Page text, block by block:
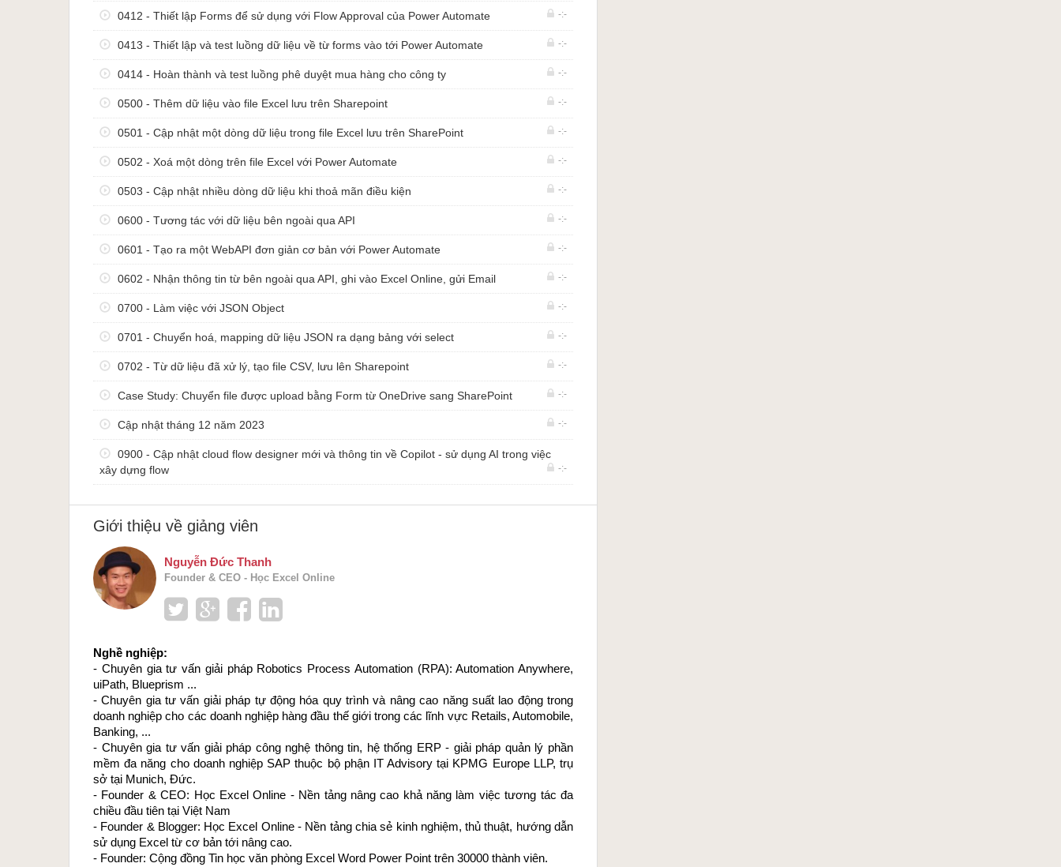
Verification (Proceedings of the World Congress on Engineering and Computer Science 2013
Vol I WCECS 2013, 23-25 October, 2013, San Francisco, USA)
The Drivers of Wearable Device Usage (Nhà xuất bản Springer)
0412 - Thiết lập Forms để sử dụng với Flow Approval của Power Automate -:-
0413 - Thiết lập và test luồng dữ liệu về từ forms vào tới Power Automate -:-
0414 - Hoàn thành và test luồng phê duyệt mua hàng cho công ty -:-
0500 - Thêm dữ liệu vào file Excel lưu trên Sharepoint -:-
0501 - Cập nhật một dòng dữ liệu trong file Excel lưu trên SharePoint -:-
0502 - Xoá một dòng trên file Excel với Power Automate -:-
0503 - Cập nhật nhiều dòng dữ liệu khi thoả mãn điều kiện -:-
0600 - Tương tác với dữ liệu bên ngoài qua API -:-
0601 - Tạo ra một WebAPI đơn giản cơ bản với Power Automate -:-
0602 - Nhận thông tin từ bên ngoài qua API, ghi vào Excel Online, gửi Email -:-
0700 - Làm việc với JSON Object -:-
0701 - Chuyển hoá, mapping dữ liệu JSON ra dạng bảng với select -:-
0702 - Từ dữ liệu đã xử lý, tạo file CSV, lưu lên Sharepoint -:-
Case Study: Chuyển file được upload bằng Form từ OneDrive sang SharePoint -:-
Cập nhật tháng 12 năm 2023 -:-
0900 - Cập nhật cloud flow designer mới và thông tin về Copilot - sử dụng AI trong việc
xây dựng flow
-:-
Giới thiệu về giảng viên
Nguyễn Đức Thanh
Founder & CEO - Học Excel Online
Nghề nghiệp:
- Chuyên gia tư vấn giải pháp Robotics Process Automation (RPA): Automation Anywhere,
uiPath, Blueprism ...
- Chuyên gia tư vấn giải pháp tự động hóa quy trình và nâng cao năng suất lao động trong
doanh nghiệp cho các doanh nghiệp hàng đầu thế giới trong các lĩnh vực Retails, Automobile,
Banking, ...
- Chuyên gia tư vấn giải pháp công nghệ thông tin, hệ thống ERP - giải pháp quản lý phần
mềm đa năng cho doanh nghiệp SAP thuộc bộ phận IT Advisory tại KPMG Europe LLP, trụ
sở tại Munich, Đức.
- Founder & CEO: Học Excel Online - Nền tảng nâng cao khả năng làm việc tương tác đa
chiều đầu tiên tại Việt Nam
- Founder & Blogger: Học Excel Online - Nền tảng chia sẻ kinh nghiệm, thủ thuật, hướng dẫn
sử dụng Excel từ cơ bản tới nâng cao.
- Founder: Cộng đồng Tin học văn phòng Excel Word Power Point trên 30000 thành viên.